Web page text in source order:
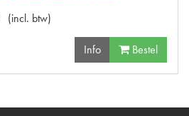
(incl. btw)
Info Bestel